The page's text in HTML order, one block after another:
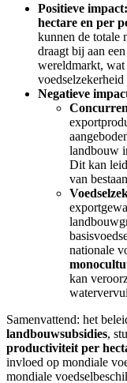
Positieve impact:
hectare en per
kunnen de totale
draagt bij aan
wereldmarkt,
Negatieve
landbouw
Dit kan
van
nationale
kan
Samenvattend: het
landbouwsubsidies,
productiviteit per
invloed op mondiale
mondiale